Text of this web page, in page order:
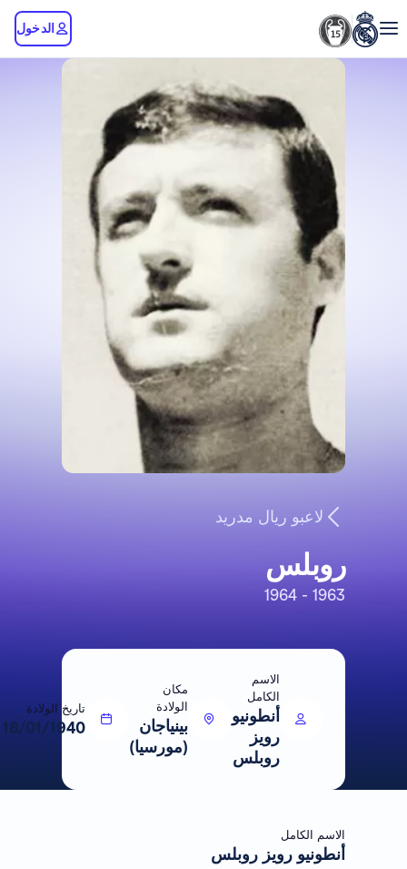
الدخول
لاعبو ريال مدريد
روبلس
1963 - 1964
الاسم
الكامل
أنطونيو
رويز
روبلس
مكان
الولادة
بينياجان
(مورسيا)
تاريخ الولادة
18/01/1940
الاسم الكامل
أنطونيو رويز روبلس